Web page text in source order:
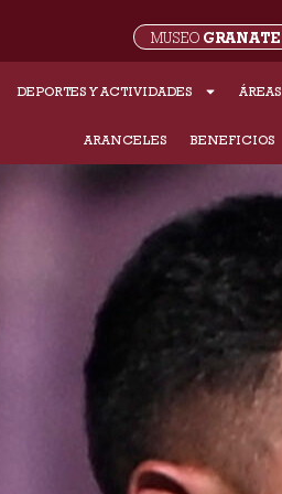
MUSEO GRANATE
DEPORTES Y ACTIVIDADES ÁREAS
ARANCELES BENEFICIOS